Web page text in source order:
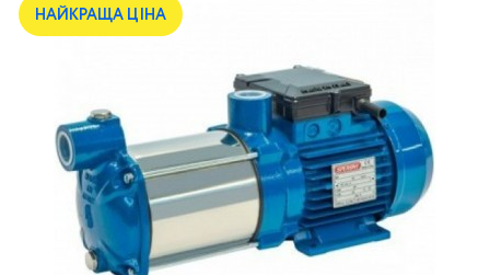
НАЙКРАЩА ЦІНА